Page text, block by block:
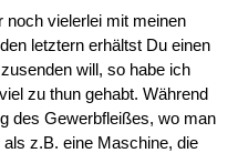
noch vielerlei mit meinen
letztern erhältst Du einen
will, so habe ich
zu thun gehabt. Während
des Gewerbfleißes, wo man
z.B. eine Maschine, die